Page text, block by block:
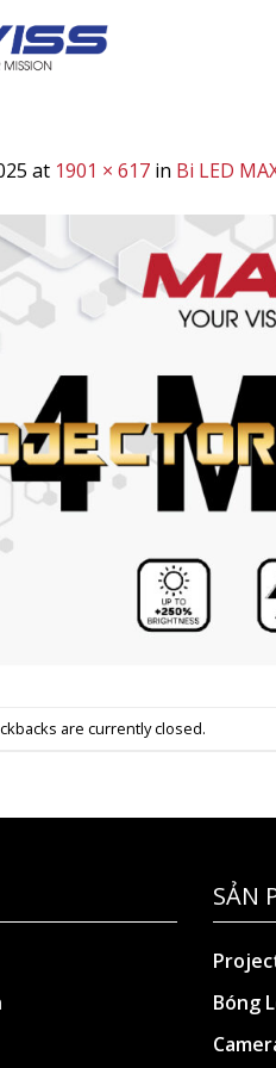
at 1901 × 617 in Bi LED
are currently closed.
SẢN
Bóng